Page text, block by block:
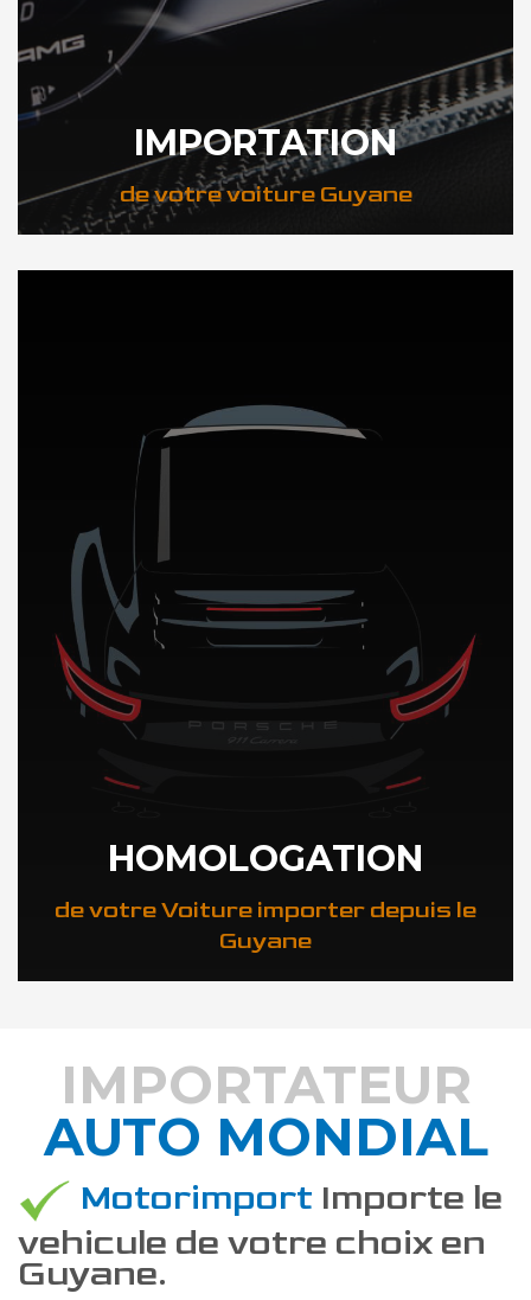
IMPORTATION
de votre voiture Guyane
DÉCOUVREZ NOTRE IMPORTATION AUTO en Guyane
HOMOLOGATION
de votre Voiture importer depuis le
Guyane
DÉCOUVREZ COMMENT
IMPORTATEUR
AUTO MONDIAL
Motorimport Importe le
vehicule de votre choix en
Guyane.